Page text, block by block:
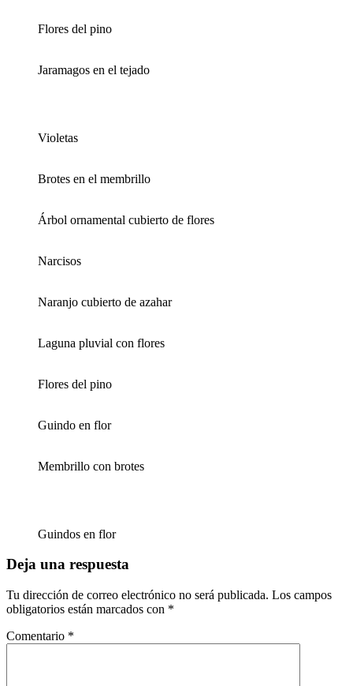
Flores del pino
Jaramagos en el tejado
Violetas
Brotes en el membrillo
Árbol ornamental cubierto de flores
Narcisos
Naranjo cubierto de azahar
Laguna pluvial con flores
Flores del pino
Guindo en flor
Membrillo con brotes
Guindos en flor
Deja una respuesta
Tu dirección de correo electrónico no será publicada. Los campos
obligatorios están marcados con *
Comentario *